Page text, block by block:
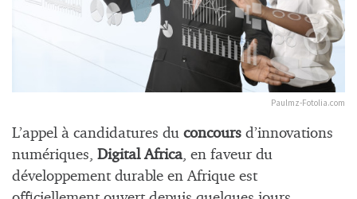
Paulmz-Fotolia.com
L’appel à candidatures du concours d’innovations
numériques, Digital Africa, en faveur du
développement durable en Afrique est